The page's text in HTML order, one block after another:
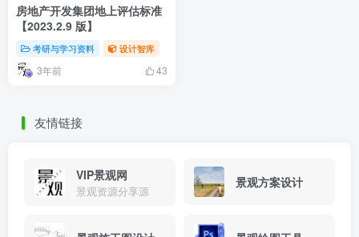
房地产开发集团地上评估标准
【2023.2.9 版】
考研与学习资料 设计智库
3年前 43
友情链接
VIP景观网
景观资源分享源
景观方案设计